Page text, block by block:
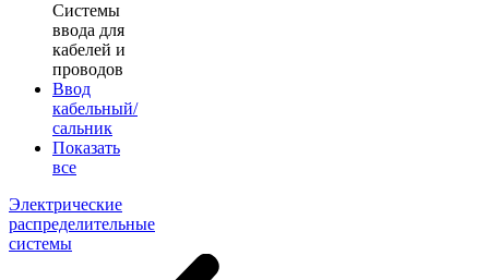
Системы
ввода для
кабелей и
проводов
Ввод
кабельный/
сальник
Показать
все
Электрические
распределительные
системы